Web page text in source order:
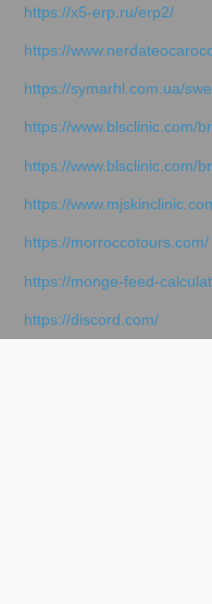
https://x5-erp.ru/erp2/
https://
https://symarhl.com.ua/
https://www.blsclinic.com/
https://www.blsclinic.com/
https://
https://morroccotours.com/
https://monge-feed-
https://discord.com/